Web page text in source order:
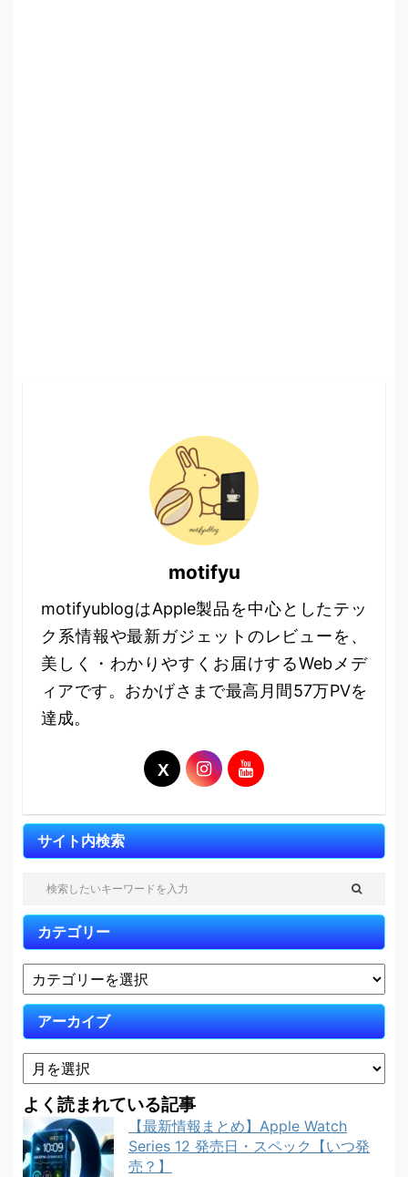
motifyu
motifyublogはApple製品を中心としたテッ
ク系情報や最新ガジェットのレビューを、
美しく・わかりやすくお届けするWebメデ
ィアです。おかげさまで最高月間57万PVを
達成。
サイト内検索
カテゴリー
アーカイブ
よく読まれている記事
【最新情報まとめ】Apple Watch
Series 12 発売日・スペック【いつ発
売？】